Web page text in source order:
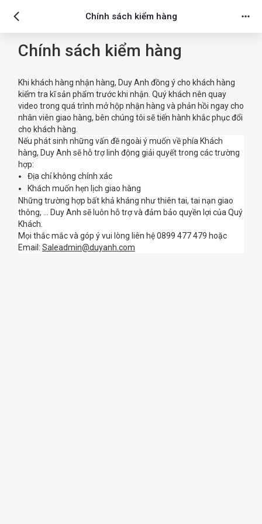
Chính sách kiểm hàng
Chính sách kiểm hàng
Khi khách hàng nhận hàng, Duy Anh đồng ý cho khách hàng
kiểm tra kĩ sản phẩm trước khi nhận. Quý khách nên quay
video trong quá trình mở hộp nhận hàng và phản hồi ngay cho
nhân viên giao hàng, bên chúng tôi sẽ tiến hành khắc phục đổi
cho khách hàng.
Nếu phát sinh những vấn đề ngoài ý muốn về phía Khách
hàng, Duy Anh sẽ hỗ trợ linh động giải quyết trong các trường
hợp:
Địa chỉ không chính xác
Khách muốn hẹn lịch giao hàng
Những trường hợp bất khả kháng như thiên tai, tai nạn giao
thông, … Duy Anh sẽ luôn hỗ trợ và đảm bảo quyền lợi của Quý
Khách.
Mọi thắc mắc và góp ý vui lòng liên hệ 0899 477 479 hoặc
Email: Saleadmin@duyanh.com